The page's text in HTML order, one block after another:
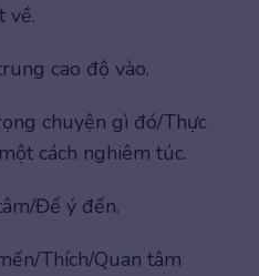
về.
cao độ vào.
chuyện gì đó/Thực
cách nghiêm túc.
Để ý đến.
Thích/Quan tâm